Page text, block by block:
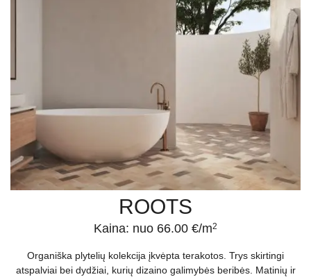
ROOTS
Kaina: nuo 66.00 €/m2
Organiška plytelių kolekcija įkvėpta terakotos. Trys skirtingi
atspalviai bei dydžiai, kurių dizaino galimybės beribės. Matinių ir